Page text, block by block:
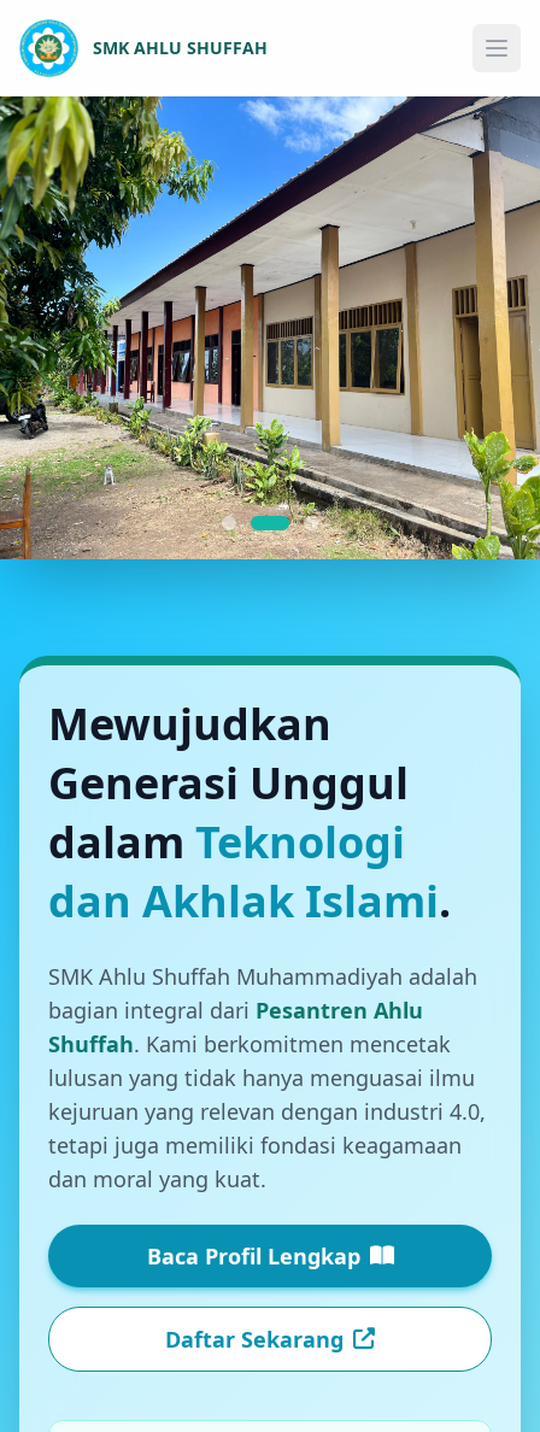
SMK AHLU SHUFFAH
Ruang Kelas yang Nyaman
Belajar di lingkungan yang tenang dan kondusif untuk
mendukung kreativitas.
SELENGKAPNYA
Mewujudkan
Generasi Unggul
dalam Teknologi
dan Akhlak Islami.
SMK Ahlu Shuffah Muhammadiyah adalah
bagian integral dari Pesantren Ahlu
Shuffah. Kami berkomitmen mencetak
lulusan yang tidak hanya menguasai ilmu
kejuruan yang relevan dengan industri 4.0,
tetapi juga memiliki fondasi keagamaan
dan moral yang kuat.
Baca Profil Lengkap
Daftar Sekarang